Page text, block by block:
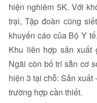
hiện nghiêm 5K. Với
trại, Tập đoàn cũng
khuyến cáo của Bộ Y
Khu liên hợp sản xuất
Ngãi còn bố trí sẵn cơ
hiện 3 tại chỗ: Sản xuất
trường hợp cần thiết.